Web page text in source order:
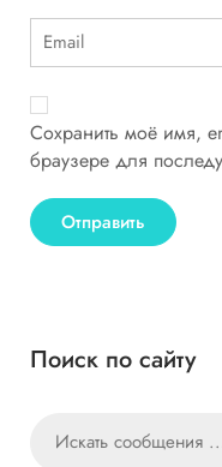
Сохранить моё имя,
браузере для
Поиск по сайту